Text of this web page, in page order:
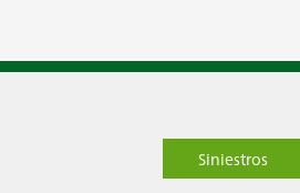
Siniestros